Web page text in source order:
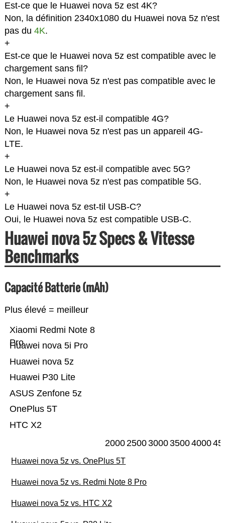
Est-ce que le Huawei nova 5z est 4K?
Non, la définition 2340x1080 du Huawei nova 5z n'est
pas du 4K.
+
Est-ce que le Huawei nova 5z est compatible avec le
chargement sans fil?
Non, le Huawei nova 5z n'est pas compatible avec le
chargement sans fil.
+
Le Huawei nova 5z est-il compatible 4G?
Non, le Huawei nova 5z n'est pas un appareil 4G-
LTE.
+
Le Huawei nova 5z est-il compatible avec 5G?
Non, le Huawei nova 5z n'est pas compatible 5G.
+
Le Huawei nova 5z est-til USB-C?
Oui, le Huawei nova 5z est compatible USB-C.
Huawei nova 5z Specs & Vitesse
Benchmarks
Capacité Batterie (mAh)
Plus élevé = meilleur
HTC X2
OnePlus 5T
ASUS Zenfone 5z
Huawei P30 Lite
Huawei nova 5z
Huawei nova 5i Pro
Xiaomi Redmi Note 8
Pro
20002500300035004000
Huawei nova 5z vs. OnePlus 5T
Huawei nova 5z vs. Redmi Note 8 Pro
Huawei nova 5z vs. HTC X2